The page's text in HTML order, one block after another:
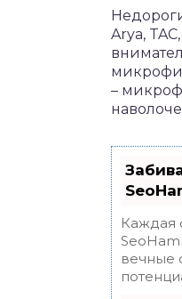
Arya,
–
Каждая
вечные